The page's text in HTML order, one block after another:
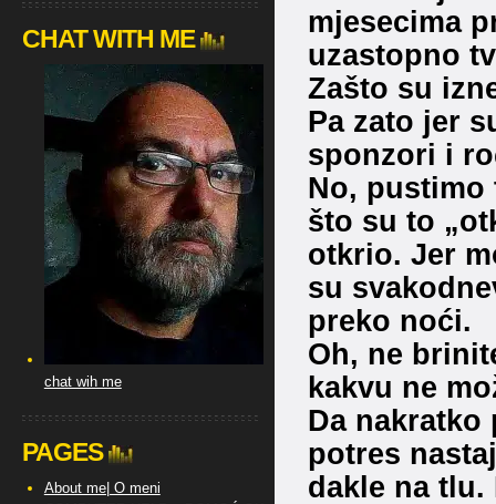
mjesecima
uzastopno
Zašto su
Pa zato jer
sponzori i
No, pustimo
što su to
otkrio. Jer
su
preko noći.
Oh, ne
kakvu ne
Da nakratko
potres
dakle na tlu.
CHAT WITH ME
chat wih me
PAGES
About me| O meni